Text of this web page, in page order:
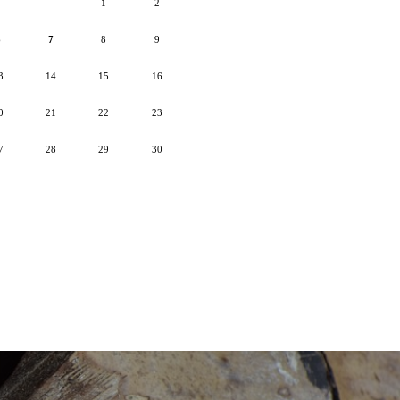
1 2
7 8 9
14 15 16
21 22 23
28 29 30